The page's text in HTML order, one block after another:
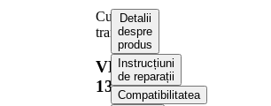
Curea
transmisie
VKMV
13AVx1525
Detalii
despre
produs
Instrucțiuni
de reparații
Compatibilitatea